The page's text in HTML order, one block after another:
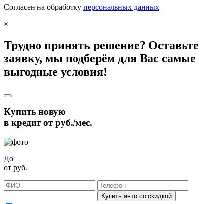
Согласен на обработку персональных данных
×
Трудно принять решение? Оставьте
заявку, мы подберём для Вас самые
выгодные условия!
Купить новую
в кредит отруб./мес.
До
от руб.
Купить авто со скидкой